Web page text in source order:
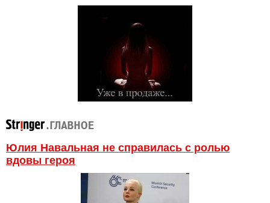
Юлия Навальная не справилась с ролью
вдовы героя